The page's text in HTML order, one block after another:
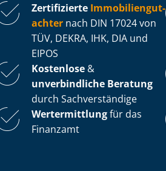
Zertifizierte Im­mo­bi­li­en­gut­
ach­ter nach DIN 17024 von
TÜV, DEKRA, IHK, DIA und
EIPOS
Kostenlose &
unverbindliche Beratung
durch Sachverständige
Wertermittlungfür das
Finanzamt